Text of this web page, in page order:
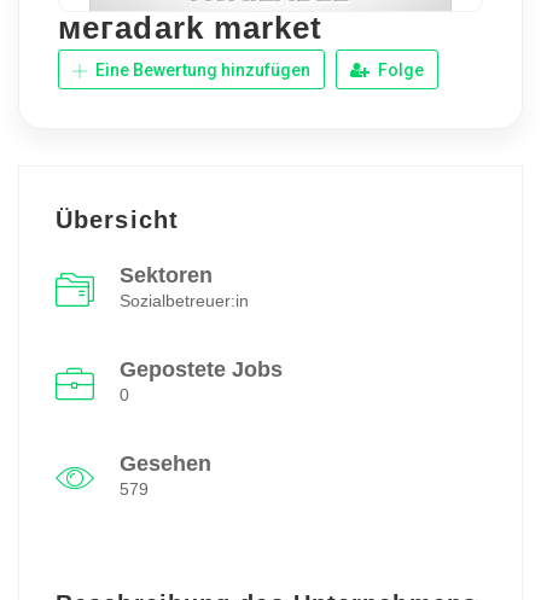
мегаdark market
Eine Bewertung hinzufügen Folge
Übersicht
Sektoren
Sozialbetreuer:in
Gepostete Jobs
0
Gesehen
579